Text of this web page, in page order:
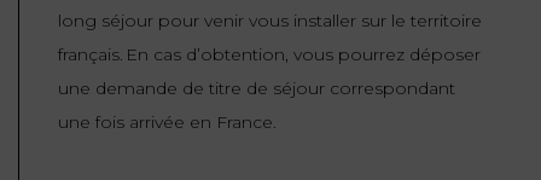
long séjour pour venir vous installer sur le territoire
français. En cas d’obtention, vous pourrez déposer
une demande de titre de séjour correspondant
une fois arrivée en France.